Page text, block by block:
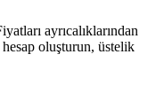
ayrıcalıklarından
oluşturun, üstelik